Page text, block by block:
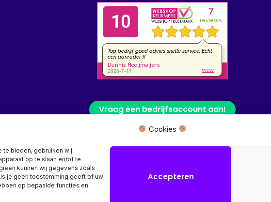
Cookies
te bieden, gebruiken wij
op te slaan en/of te
kunnen wij gegevens zoals
je geen toestemming geeft of uw
op bepaalde functies en
Accepteren
Vraag een bedrijfsaccount aan!
Wij bezitten geen fysieke winkel of bezoekadres, wij leveren uw product rechtstreeks